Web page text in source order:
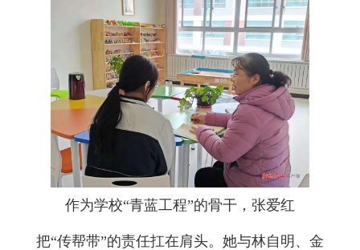
作为学校“青蓝工程”的骨干，张爱红
把“传帮带”的责任扛在肩头。她与林自明、金